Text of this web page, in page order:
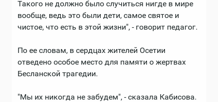
Такого не должно было случиться нигде в мире
вообще, ведь это были дети, самое святое и
чистое, что есть в этой жизни", - говорит педагог.
По ее словам, в сердцах жителей Осетии
отведено особое место для памяти о жертвах
Бесланской трагедии.
"Мы их никогда не забудем", - сказала Кабисова.